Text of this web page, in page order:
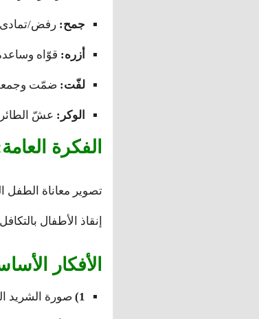
جمح: رفض/
أزره: قوّاه
لفّت: ضمّت
الوكر: عشّ
الفكرة
تصوير معاناة الطفل
إنقاذ الأطفال
الأفكار
1) صورة الشريد